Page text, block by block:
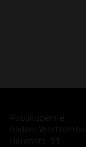
Popakademie
Baden-
Hafenstr. 33